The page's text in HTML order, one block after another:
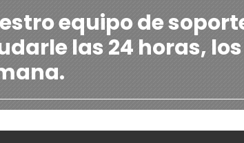
equipo de
las 24 horas,